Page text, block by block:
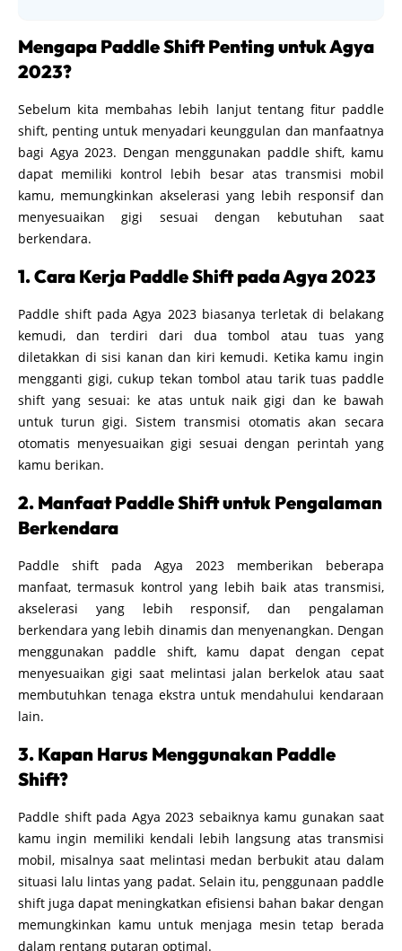
Mengapa Paddle Shift Penting untuk Agya
2023?
Sebelum kita membahas lebih lanjut tentang fitur paddle
shift, penting untuk menyadari keunggulan dan manfaatnya
bagi Agya 2023. Dengan menggunakan paddle shift, kamu
dapat memiliki kontrol lebih besar atas transmisi mobil
kamu, memungkinkan akselerasi yang lebih responsif dan
menyesuaikan gigi sesuai dengan kebutuhan saat
berkendara.
1. Cara Kerja Paddle Shift pada Agya 2023
Paddle shift pada Agya 2023 biasanya terletak di belakang
kemudi, dan terdiri dari dua tombol atau tuas yang
diletakkan di sisi kanan dan kiri kemudi. Ketika kamu ingin
mengganti gigi, cukup tekan tombol atau tarik tuas paddle
shift yang sesuai: ke atas untuk naik gigi dan ke bawah
untuk turun gigi. Sistem transmisi otomatis akan secara
otomatis menyesuaikan gigi sesuai dengan perintah yang
kamu berikan.
2. Manfaat Paddle Shift untuk Pengalaman
Berkendara
Paddle shift pada Agya 2023 memberikan beberapa
manfaat, termasuk kontrol yang lebih baik atas transmisi,
akselerasi yang lebih responsif, dan pengalaman
berkendara yang lebih dinamis dan menyenangkan. Dengan
menggunakan paddle shift, kamu dapat dengan cepat
menyesuaikan gigi saat melintasi jalan berkelok atau saat
membutuhkan tenaga ekstra untuk mendahului kendaraan
lain.
3. Kapan Harus Menggunakan Paddle
Shift?
Paddle shift pada Agya 2023 sebaiknya kamu gunakan saat
kamu ingin memiliki kendali lebih langsung atas transmisi
mobil, misalnya saat melintasi medan berbukit atau dalam
situasi lalu lintas yang padat. Selain itu, penggunaan paddle
shift juga dapat meningkatkan efisiensi bahan bakar dengan
memungkinkan kamu untuk menjaga mesin tetap berada
dalam rentang putaran optimal.